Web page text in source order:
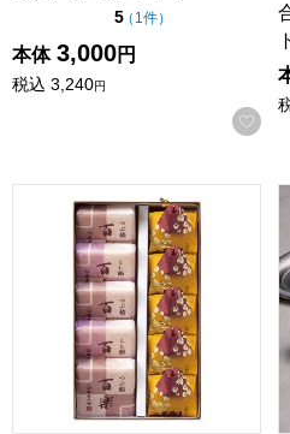
5点（5点満点中）
（ 1件の評価
）
本体 3,000円
税込 3,240円
お
鶴屋八幡 和菓子詰合せ(百楽(